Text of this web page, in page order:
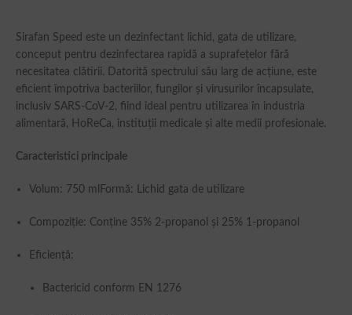
Sirafan Speed este un dezinfectant lichid, gata de utilizare,
conceput pentru dezinfectarea rapidă a suprafețelor fără
necesitatea clătirii. Datorită spectrului său larg de acțiune, este
eficient împotriva bacteriilor, fungilor și virusurilor încapsulate,
inclusiv SARS-CoV-2, fiind ideal pentru utilizarea în industria
alimentară, HoReCa, instituții medicale și alte medii profesionale.
Caracteristici principale
Volum: 750 mlFormă: Lichid gata de utilizare
Compoziție: Conține 35% 2-propanol și 25% 1-propanol
Eficiență:
Bactericid conform EN 1276